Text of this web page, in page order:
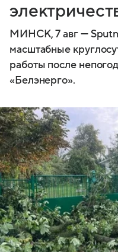
МИНСК, 7 авг —
масштабные
работы после
«Белэнерго».